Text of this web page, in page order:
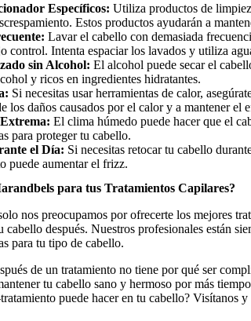
Específicos: Utiliza productos de
Estos productos ayudarán a
Lavar el cabello con demasiada
control. Intenta espaciar los lavados y utiliza
sin Alcohol: El alcohol puede secar el
y ricos en ingredientes hidratantes.
Si necesitas usar herramientas de calor,
los daños causados por el calor y a mantener el
El clima húmedo puede hacer que el
para proteger tu cabello.
el Día: Si necesitas retocar tu cabello
puede aumentar el frizz.
para tus Tratamientos Capilares?
nos preocupamos por ofrecerte los mejores
cabello después. Nuestros profesionales están
para tu tipo de cabello.
de un tratamiento no tiene por qué ser
tu cabello sano y hermoso por más
puede hacer en tu cabello? Visítanos